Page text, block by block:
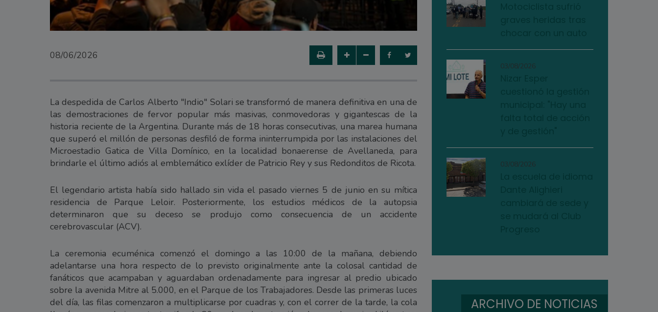
08/06/2026
La despedida de Carlos Alberto "Indio" Solari se transformó de manera definitiva en una de
las demostraciones de fervor popular más masivas, conmovedoras y gigantescas de la
historia reciente de la Argentina. Durante más de 18 horas consecutivas, una marea humana
que superó el millón de personas desfiló de forma ininterrumpida por las instalaciones del
Microestadio Gatica de Villa Domínico, en la localidad bonaerense de Avellaneda, para
brindarle el último adiós al emblemático exlíder de Patricio Rey y sus Redonditos de Ricota.
El legendario artista había sido hallado sin vida el pasado viernes 5 de junio en su mítica
residencia de Parque Leloir. Posteriormente, los estudios médicos de la autopsia
determinaron que su deceso se produjo como consecuencia de un accidente
cerebrovascular (ACV).
La ceremonia ecuménica comenzó el domingo a las 10:00 de la mañana, debiendo
adelantarse una hora respecto de lo previsto originalmente ante la colosal cantidad de
fanáticos que acampaban y aguardaban ordenadamente para ingresar al predio ubicado
sobre la avenida Mitre al 5.000, en el Parque de los Trabajadores. Desde las primeras luces
del día, las filas comenzaron a multiplicarse por cuadras y, con el correr de la tarde, la cola
03/08/2026
03/08/2026
ARCHIVO DE NOTICIAS